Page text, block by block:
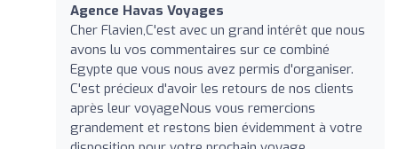
Agence Havas Voyages
Cher Flavien,C'est avec un grand intérêt que nous
avons lu vos commentaires sur ce combiné
Egypte que vous nous avez permis d'organiser.
C'est précieux d'avoir les retours de nos clients
après leur voyageNous vous remercions
grandement et restons bien évidemment à votre